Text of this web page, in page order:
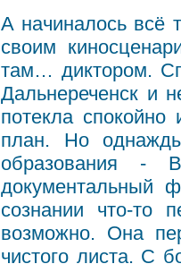
А начиналось всё
своим
там… диктором.
Дальнереченск и
потекла
план. Но
образования -
документальный
сознании что-то
возможно. Она
чистого листа. С